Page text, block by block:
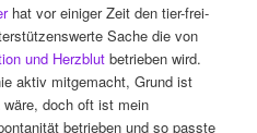
hat vor einiger Zeit den tier-frei-
Sache die von
und Herzblutbetrieben wird.
aktiv mitgemacht, Grund ist
doch oft ist mein
betrieben und so passte